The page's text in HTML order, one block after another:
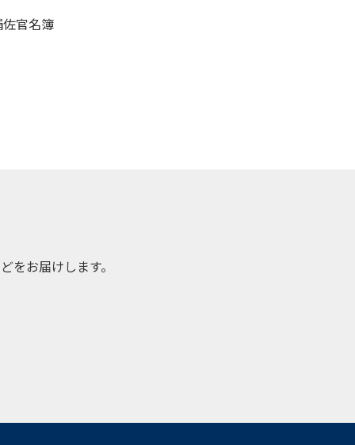
官名簿
をお届けします。